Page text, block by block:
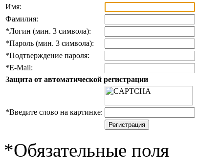
Имя:
Фамилия:
*Логин (мин. 3 символа):
*Пароль (мин. 3 символа):
*Подтверждение пароля:
*E-Mail:
Защита от автоматической регистрации
*Введите слово на картинке:
*Обязательные поля